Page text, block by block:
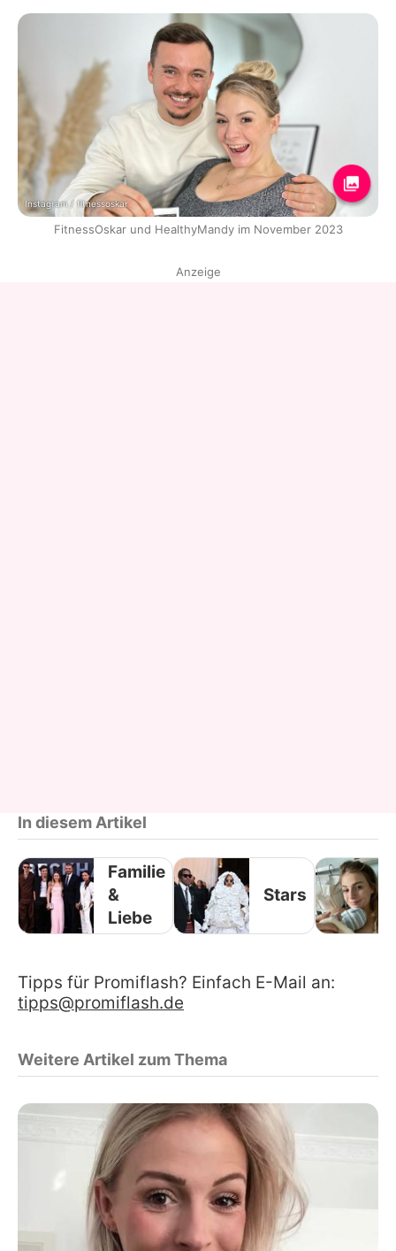
Instagram / fitnessoskar
FitnessOskar und HealthyMandy im November 2023
Anzeige
In diesem Artikel
Familie
&
Liebe
Stars
Tipps für Promiflash? Einfach E-Mail an:
tipps@promiflash.de
Weitere Artikel zum Thema